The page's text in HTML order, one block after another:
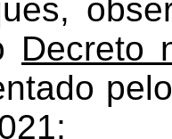
Decreto
;